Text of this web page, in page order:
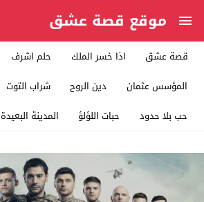
موقع قصة عشق
قصة عشق اذا خسر الملك حلم اشرف
المؤسس عثمان
دين الروح شراب التوت
حب بلا حدود
حبات اللؤلؤ المدينة البعيدة